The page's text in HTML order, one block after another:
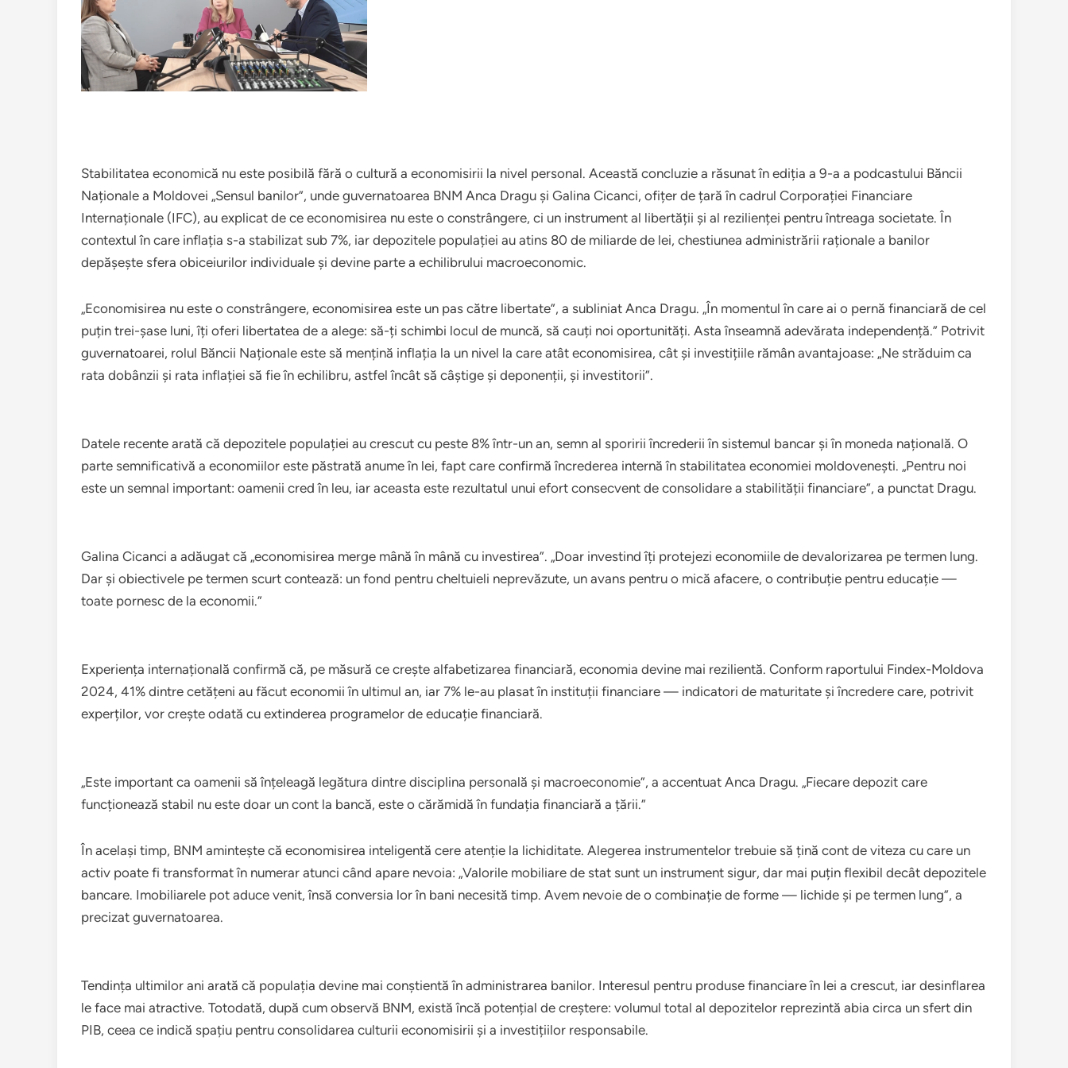
Stabilitatea economică nu este posibilă fără o cultură a economisirii la nivel personal. Această concluzie a răsunat în ediția a 9-a a podcastului Băncii
Naționale a Moldovei „Sensul banilor”, unde guvernatoarea BNM Anca Dragu și Galina Cicanci, ofițer de țară în cadrul Corporației Financiare
Internaționale (IFC), au explicat de ce economisirea nu este o constrângere, ci un instrument al libertății și al rezilienței pentru întreaga societate. În
contextul în care inflația s-a stabilizat sub 7%, iar depozitele populației au atins 80 de miliarde de lei, chestiunea administrării raționale a banilor
depășește sfera obiceiurilor individuale și devine parte a echilibrului macroeconomic.
„Economisirea nu este o constrângere, economisirea este un pas către libertate”, a subliniat Anca Dragu. „În momentul în care ai o pernă financiară de cel
puțin trei-șase luni, îți oferi libertatea de a alege: să-ți schimbi locul de muncă, să cauți noi oportunități. Asta înseamnă adevărata independență.” Potrivit
guvernatoarei, rolul Băncii Naționale este să mențină inflația la un nivel la care atât economisirea, cât și investițiile rămân avantajoase: „Ne străduim ca
rata dobânzii și rata inflației să fie în echilibru, astfel încât să câștige și deponenții, și investitorii”.
Datele recente arată că depozitele populației au crescut cu peste 8% într-un an, semn al sporirii încrederii în sistemul bancar și în moneda națională. O
parte semnificativă a economiilor este păstrată anume în lei, fapt care confirmă încrederea internă în stabilitatea economiei moldovenești. „Pentru noi
este un semnal important: oamenii cred în leu, iar aceasta este rezultatul unui efort consecvent de consolidare a stabilității financiare”, a punctat Dragu.
Galina Cicanci a adăugat că „economisirea merge mână în mână cu investirea”. „Doar investind îți protejezi economiile de devalorizarea pe termen lung.
Dar și obiectivele pe termen scurt contează: un fond pentru cheltuieli neprevăzute, un avans pentru o mică afacere, o contribuție pentru educație —
toate pornesc de la economii.”
Experiența internațională confirmă că, pe măsură ce crește alfabetizarea financiară, economia devine mai rezilientă. Conform raportului Findex-Moldova
2024, 41% dintre cetățeni au făcut economii în ultimul an, iar 7% le-au plasat în instituții financiare — indicatori de maturitate și încredere care, potrivit
experților, vor crește odată cu extinderea programelor de educație financiară.
„Este important ca oamenii să înțeleagă legătura dintre disciplina personală și macroeconomie”, a accentuat Anca Dragu. „Fiecare depozit care
funcționează stabil nu este doar un cont la bancă, este o cărămidă în fundația financiară a țării.”
În același timp, BNM amintește că economisirea inteligentă cere atenție la lichiditate. Alegerea instrumentelor trebuie să țină cont de viteza cu care un
activ poate fi transformat în numerar atunci când apare nevoia: „Valorile mobiliare de stat sunt un instrument sigur, dar mai puțin flexibil decât depozitele
bancare. Imobiliarele pot aduce venit, însă conversia lor în bani necesită timp. Avem nevoie de o combinație de forme — lichide și pe termen lung”, a
precizat guvernatoarea.
Tendința ultimilor ani arată că populația devine mai conștientă în administrarea banilor. Interesul pentru produse financiare în lei a crescut, iar desinflarea
le face mai atractive. Totodată, după cum observă BNM, există încă potențial de creștere: volumul total al depozitelor reprezintă abia circa un sfert din
PIB, ceea ce indică spațiu pentru consolidarea culturii economisirii și a investițiilor responsabile.